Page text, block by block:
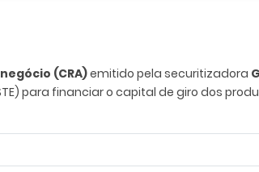
(CRA)emitido pela securitizadora
para financiar o capital de giro dos